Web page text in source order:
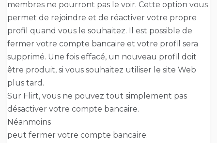
membres ne pourront pas le voir. Cette option vous
permet de rejoindre et de réactiver votre propre
profil quand vous le souhaitez. Il est possible de
fermer votre compte bancaire et votre profil sera
supprimé. Une fois effacé, un nouveau profil doit
être produit, si vous souhaitez utiliser le site Web
plus tard.
Sur Flirt, vous ne pouvez tout simplement pas
désactiver votre compte bancaire.
Néanmoins
peut fermer votre compte bancaire.